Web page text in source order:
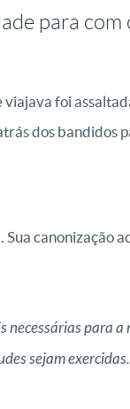
para com
foi
dos bandidos
canonização
necessárias para
sejam